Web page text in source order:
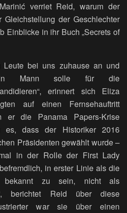
verriet Reid, warum der
der Geschlechter
Einblicke in ihr Buch „Secrets of
Leute bei uns zuhause an und
Mann solle für die
erinnert sich Eliza
auf einen Fernsehauftritt
er die Panama Papers-Krise
es, dass der Historiker 2016
Präsidenten gewählt wurde –
in der Rolle der First Lady
in erster Linie als die
bekannt zu sein, nicht als
berichtet Reid über diese
war sie über einen